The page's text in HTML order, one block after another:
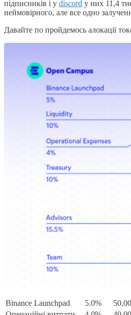
підписників і у discord у них 11,4
неймовірного, але все одно
Давайте по пройдемось алокації
Binance Launchpad 5.0%